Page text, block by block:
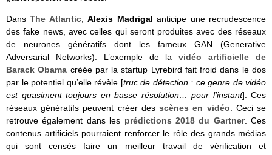
DansThe Atlantic,Alexis Madrigalanticipe une recrudescence
des fake news, avec celles qui seront produites avec des réseaux
de neurones génératifs dont les fameux GAN (Generative
Adversarial Networks). L’exemple de lavidéo artificielle de
Barack Obama créée par la startup Lyrebird fait froid dans le dos
par le potentiel qu’elle révèle [truc de détection : ce genre de vidéo
est quasiment toujours en basse résolution… pour l’instant]. Ces
réseaux génératifs peuvent créer desscènes en vidéo . Ceci se
retrouve également dans les prédictions 2018 du Gartner. Ces
contenus artificiels pourraient renforcer le rôle des grands médias
qui sont censés faire un meilleur travail de vérification et